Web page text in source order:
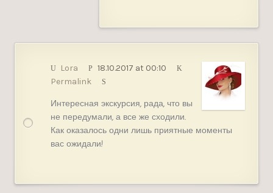
Lora
18.10.2017 at 00:10
Permalink
Интересная экскурсия, рада, что вы
не передумали, а все же сходили.
Как оказалось одни лишь приятные моменты
вас ожидали!